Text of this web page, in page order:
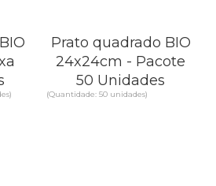
Prato quadrado BIO
24x24cm - Pacote
50 Unidades
(Quantidade: 50 unidades)